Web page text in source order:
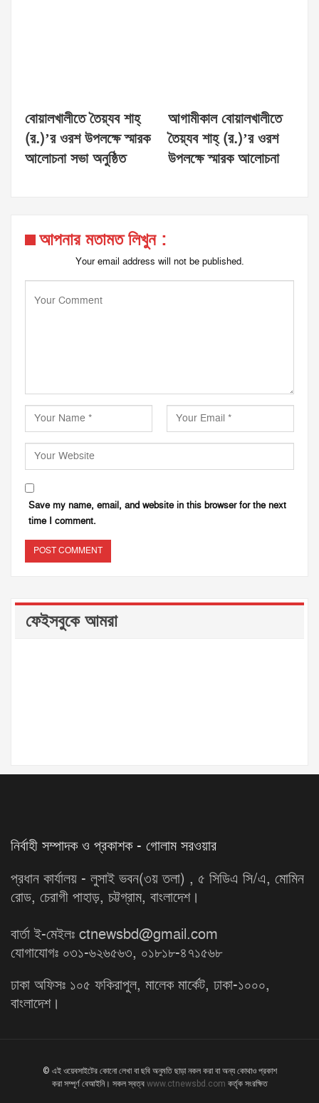
বোয়ালখালীতে তৈয়্যব শাহ্
(র.)’র ওরশ উপলক্ষে স্মারক
আলোচনা সভা অনুষ্ঠিত
আগামীকাল বোয়ালখালীতে
তৈয়্যব শাহ্ (র.)’র ওরশ
উপলক্ষে স্মারক আলোচনা
আপনার মতামত লিখুন :
Your email address will not be published.
Save my name, email, and website in this browser for the next
time I comment.
ফেইসবুকে আমরা
নির্বাহী সম্পাদক ও প্রকাশক - গোলাম সরওয়ার
প্রধান কার্যালয় - লুসাই ভবন(৩য় তলা) , ৫ সিডিএ সি/এ, মোমিন
রোড, চেরাগী পাহাড়, চট্টগ্রাম, বাংলাদেশ।
বার্তা ই-মেইলঃ ctnewsbd@gmail.com
যোগাযোগঃ ০৩১-৬২৬৫৬৩, ০১৮১৮-৪৭১৫৬৮
ঢাকা অফিসঃ ১০৫ ফকিরাপুল, মালেক মার্কেট, ঢাকা-১০০০,
বাংলাদেশ।
© এই ওয়েবসাইটের কোনো লেখা বা ছবি অনুমতি ছাড়া নকল করা বা অন্য কোথাও প্রকাশ
করা সম্পূর্ণ বেআইনি। সকল স্বত্ব www.ctnewsbd.com কর্তৃক সংরক্ষিত